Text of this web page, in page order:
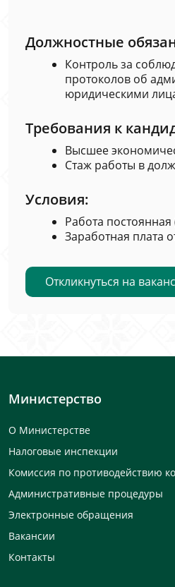
Должностные
Контроль за
протоколов об
юридическими
Требования к
Высшее
Стаж работы в
Условия:
Работа
Заработная плата
Откликнуться на
Министерство
О Министерстве
Налоговые инспекции
Комиссия по противодействию
Административные процедуры
Электронные обращения
Вакансии
Контакты